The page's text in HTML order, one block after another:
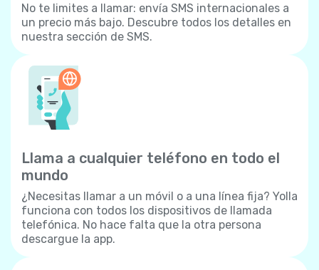
No te limites a llamar: envía SMS internacionales a
un precio más bajo. Descubre todos los detalles en
nuestra sección de SMS.
Llama a cualquier teléfono en todo el
mundo
¿Necesitas llamar a un móvil o a una línea fija? Yolla
funciona con todos los dispositivos de llamada
telefónica. No hace falta que la otra persona
descargue la app.